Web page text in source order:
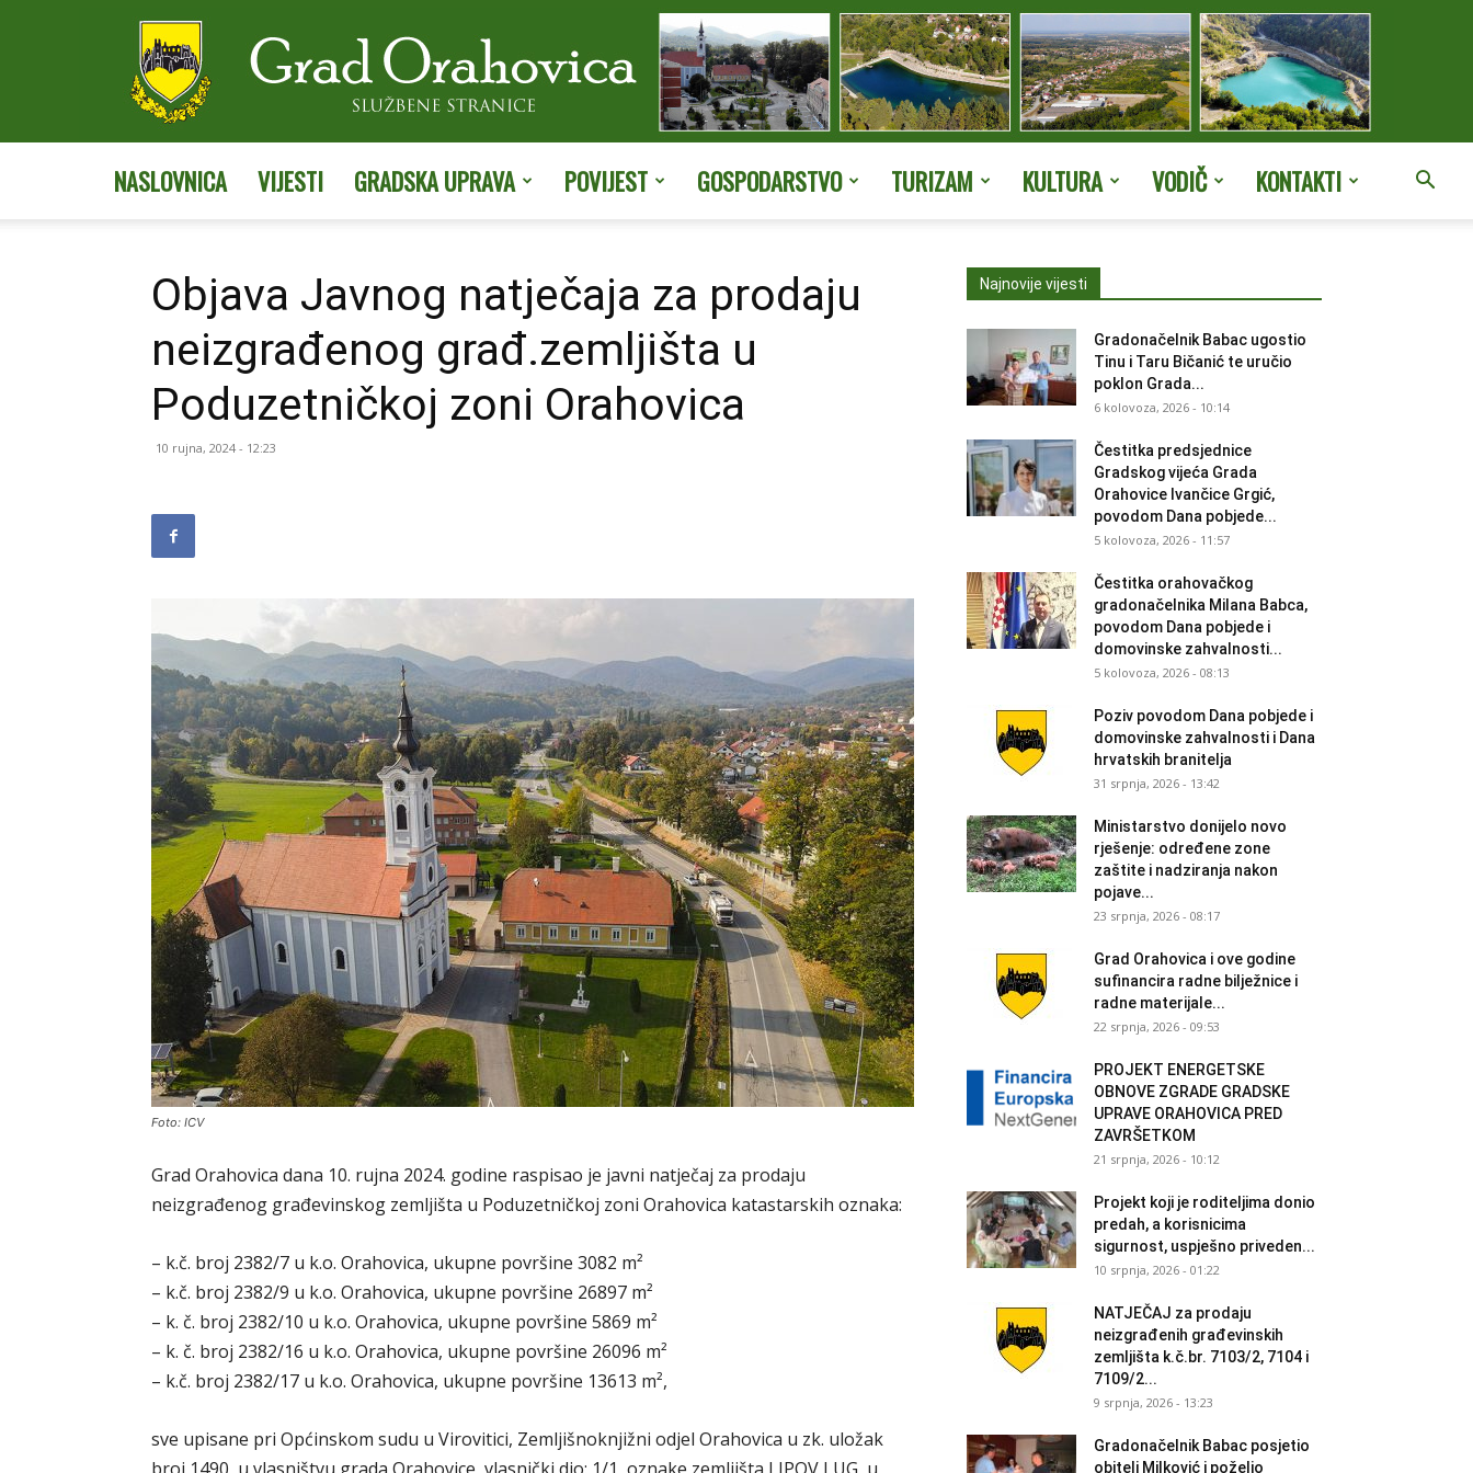
stranice
NASLOVNICA VIJESTI GRADSKA UPRAVA POVIJEST GOSPODARSTVO TURIZAM KULTURA VODIČ KONTAKTI
Objava Javnog natječaja za prodaju
neizgrađenog građ.zemljišta u
Poduzetničkoj zoni Orahovica
10 rujna, 2024 - 12:23
Foto: ICV
Grad Orahovica dana 10. rujna 2024. godine raspisao je javni natječaj za prodaju
neizgrađenog građevinskog zemljišta u Poduzetničkoj zoni Orahovica katastarskih oznaka:
– k.č. broj 2382/7 u k.o. Orahovica, ukupne površine 3082 m²
– k.č. broj 2382/9 u k.o. Orahovica, ukupne površine 26897 m²
– k. č. broj 2382/10 u k.o. Orahovica, ukupne površine 5869 m²
– k. č. broj 2382/16 u k.o. Orahovica, ukupne površine 26096 m²
– k.č. broj 2382/17 u k.o. Orahovica, ukupne površine 13613 m²,
sve upisane pri Općinskom sudu u Virovitici, Zemljišnoknjižni odjel Orahovica u zk. uložak
Najnovije vijesti
Gradonačelnik Babac ugostio
Tinu i Taru Bičanić te uručio
poklon Grada...
6 kolovoza, 2026 - 10:14
Čestitka predsjednice
Gradskog vijeća Grada
Orahovice Ivančice Grgić,
povodom Dana pobjede...
5 kolovoza, 2026 - 11:57
Čestitka orahovačkog
gradonačelnika Milana Babca,
povodom Dana pobjede i
domovinske zahvalnosti...
5 kolovoza, 2026 - 08:13
Poziv povodom Dana pobjede i
domovinske zahvalnosti i Dana
hrvatskih branitelja
31 srpnja, 2026 - 13:42
Ministarstvo donijelo novo
rješenje: određene zone
zaštite i nadziranja nakon
pojave...
23 srpnja, 2026 - 08:17
Grad Orahovica i ove godine
sufinancira radne bilježnice i
radne materijale...
22 srpnja, 2026 - 09:53
PROJEKT ENERGETSKE
OBNOVE ZGRADE GRADSKE
UPRAVE ORAHOVICA PRED
ZAVRŠETKOM
21 srpnja, 2026 - 10:12
Projekt koji je roditeljima donio
predah, a korisnicima
sigurnost, uspješno priveden...
10 srpnja, 2026 - 01:22
NATJEČAJ za prodaju
neizgrađenih građevinskih
zemljišta k.č.br. 7103/2, 7104 i
7109/2...
9 srpnja, 2026 - 13:23
Gradonačelnik Babac posjetio
obitelj Milković i poželio